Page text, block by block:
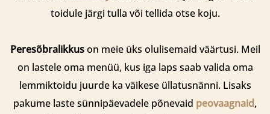
toidule järgi tulla või tellida otse koju.
Peresõbralikkuson meie üks olulisemaid väärtusi. Meil
on lastele oma menüü, kus iga laps saab valida oma
lemmiktoidu juurde ka väikese üllatusnänni. Lisaks
pakume laste sünnipäevadele põnevaid peovaagnaid,